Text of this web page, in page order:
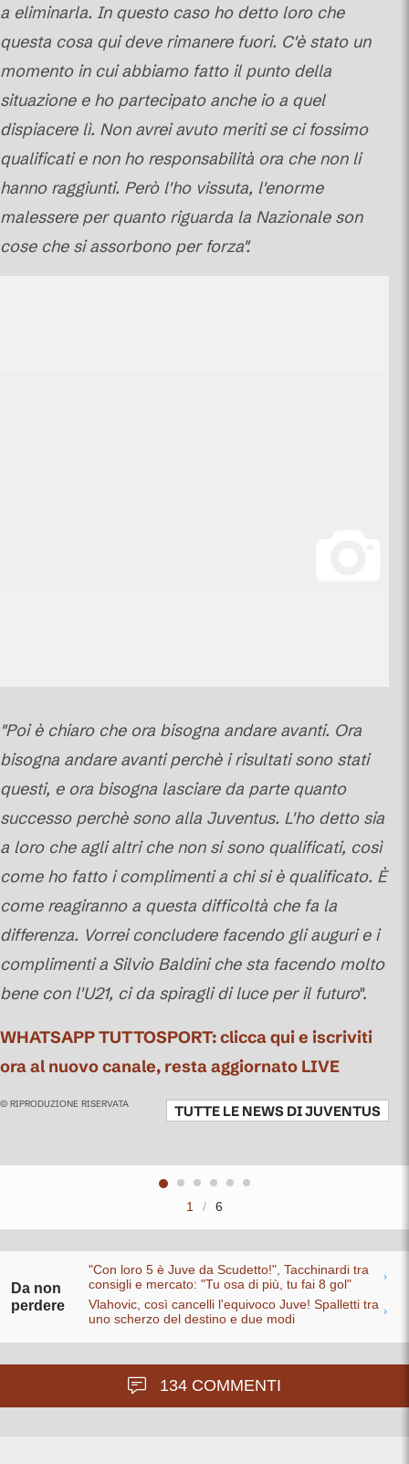
a eliminarla. In questo caso ho detto loro che
questa cosa qui deve rimanere fuori. C'è stato un
momento in cui abbiamo fatto il punto della
situazione e ho partecipato anche io a quel
dispiacere lì. Non avrei avuto meriti se ci fossimo
qualificati e non ho responsabilità ora che non li
hanno raggiunti. Però l'ho vissuta, l'enorme
malessere per quanto riguarda la Nazionale son
cose che si assorbono per forza".
"Poi è chiaro che ora bisogna andare avanti. Ora
bisogna andare avanti perchè i risultati sono stati
questi, e ora bisogna lasciare da parte quanto
successo perchè sono alla Juventus. L'ho detto sia
a loro che agli altri che non si sono qualificati, così
come ho fatto i complimenti a chi si è qualificato. È
come reagiranno a questa difficoltà che fa la
differenza. Vorrei concludere facendo gli auguri e i
complimenti a Silvio Baldini che sta facendo molto
bene con l'U21, ci da spiragli di luce per il futuro".
WHATSAPP TUTTOSPORT: clicca qui e iscriviti
ora al nuovo canale, resta aggiornato LIVE
© RIPRODUZIONE RISERVATA TUTTE LE NEWS DIJUVENTUS
1 / 6
Da non
perdere
"Con loro 5 è Juve da Scudetto!", Tacchinardi tra
consigli e mercato: "Tu osa di più, tu fai 8 gol"
Vlahovic, così cancelli l'equivoco Juve! Spalletti tra
uno scherzo del destino e due modi
134 COMMENTI